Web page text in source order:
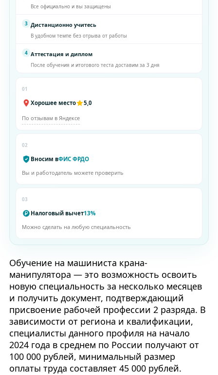
Все официально и вы защищены
3 Дистанционно учитесь
В удобном темпе без отрыва от работы
4 Аттестация и диплом
После обучения и итогового теста доставим за 3 дня
01
Хорошее место 5,0
По отзывам в Яндексе
02
Вносим вФИС ФРДО
Вы и работодатель можете проверить
03
Налоговый вычет13%
Можно сделать на любую специальность
Обучение на машиниста крана-
манипулятора — это возможность освоить
новую специальность за несколько месяцев
и получить документ, подтверждающий
присвоение рабочей профессии 2 разряда. В
зависимости от региона и квалификации,
специалисты данного профиля на начало
2024 года в среднем по России получают от
100 000 рублей, минимальный размер
оплаты труда составляет 45 000 рублей.